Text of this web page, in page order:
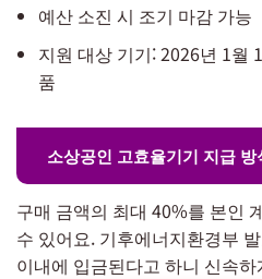
예산 소진 시 조기 마감 가능
지원 대상 기기: 2026년 1월
품
소상공인 고효율기기 지급 방
구매 금액의 최대 40%를 본인
수 있어요. 기후에너지환경부
이내에 입금된다고 하니 신속